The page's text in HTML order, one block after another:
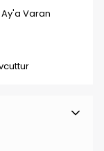
Ay'a Varan